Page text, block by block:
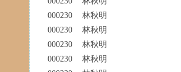
000230
林秋明
000230
林秋明
000230
林秋明
000230
林秋明